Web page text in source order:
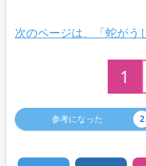
次のページは、「蛇がう
1
参考になった 2